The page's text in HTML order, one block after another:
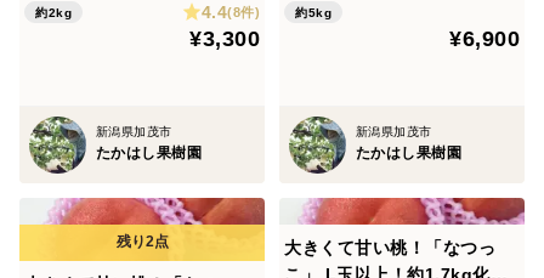
約2kg 4.4(8件)
¥3,300
新潟県加茂市
たかはし果樹園
約5kg
¥6,900
新潟県加茂市
たかはし果樹園
大きくて甘い桃！「なつっ
こ」 L玉以上！約1.7kg化粧